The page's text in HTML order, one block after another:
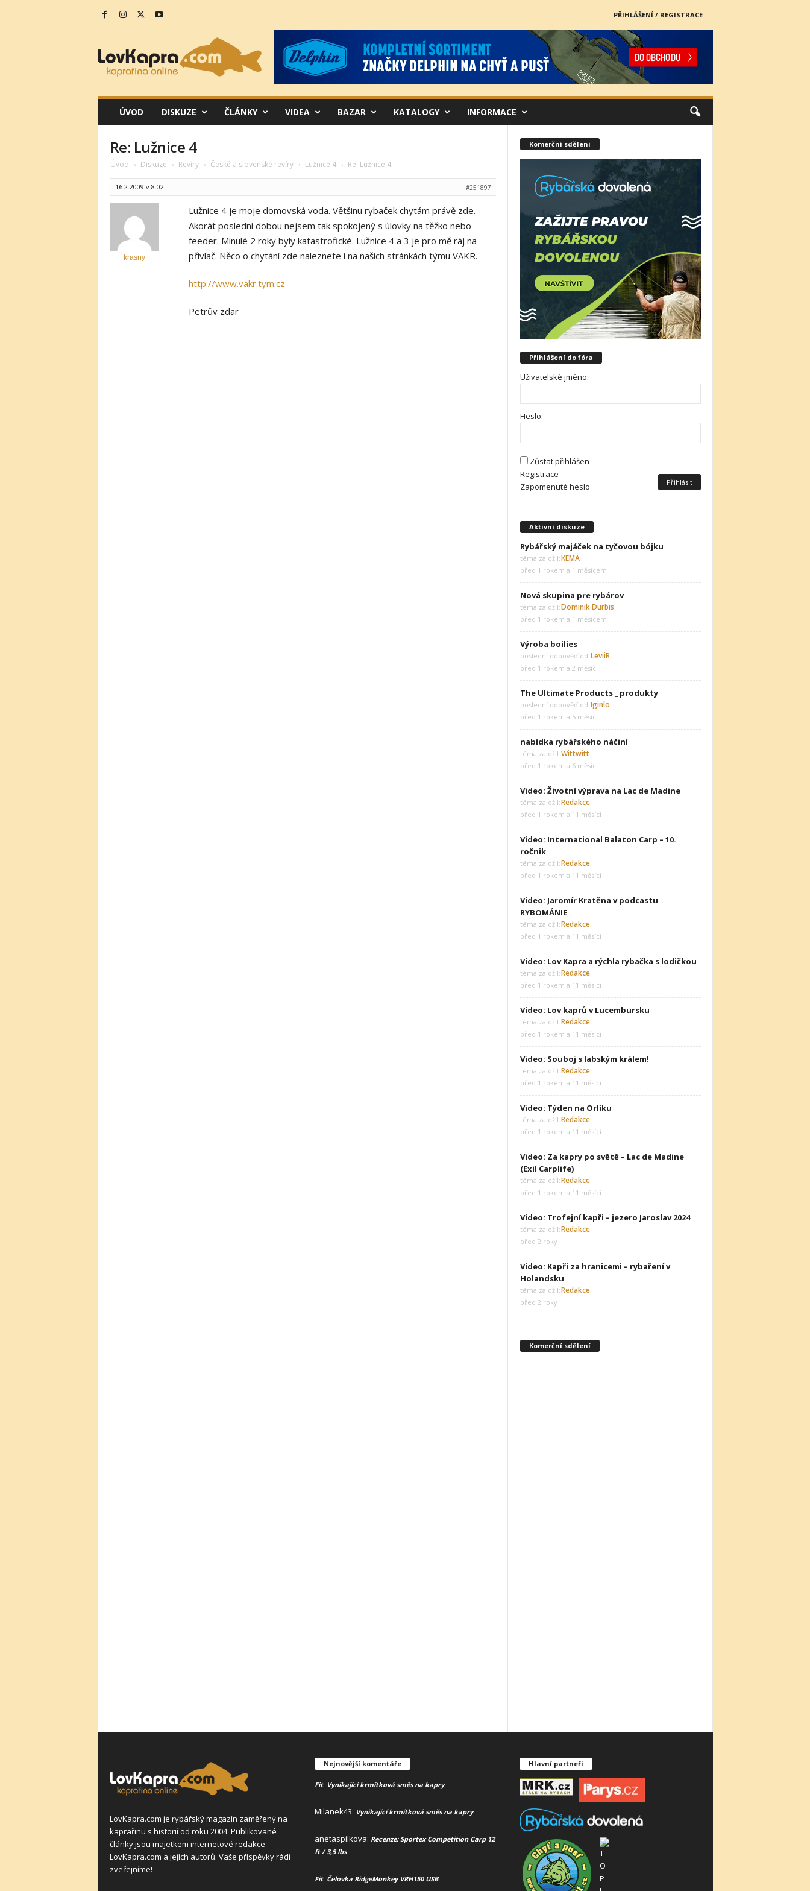
PŘIHLÁŠENÍ / REGISTRACE
v
K
ÚVOD DISKUZE ČLÁNKY VIDEA BAZAR KATALOGY INFORMACE
Re: Lužnice 4
Úvod › Diskuze › Revíry › České a slovenské revíry › Lužnice 4 › Re: Lužnice 4
16.2.2009 v 8.02 #251897
krasny
Lužnice 4 je moje domovská voda. Většinu rybaček chytám právě zde.
Akorát poslední dobou nejsem tak spokojený s úlovky na těžko nebo
feeder. Minulé 2 roky byly katastrofické. Lužnice 4 a 3 je pro mě ráj na
přívlač. Něco o chytání zde naleznete i na našich stránkách týmu VAKR.
http://www.vakr.tym.cz
Petrův zdar
Komerční sdělení
Přihlášení do fóra
Uživatelské jméno:
Heslo:
Zůstat přihlášen
Přihlásit
Registrace
Zapomenuté heslo
Aktivní diskuze
Rybářský majáček na tyčovou bójku
téma založil:KEMA
před 1 rokem a 1 měsícem
Nová skupina pre rybárov
téma založil:Dominik Durbis
před 1 rokem a 1 měsícem
Výroba boilies
poslední odpověď od:LeviiR
před 1 rokem a 2 měsíci
The Ultimate Products _ produkty
poslední odpověď od:Iginlo
před 1 rokem a 5 měsíci
nabídka rybářského náčiní
téma založil:Wittwitt
před 1 rokem a 6 měsíci
Video: Životní výprava na Lac de Madine
téma založil:Redakce
před 1 rokem a 11 měsíci
Video: International Balaton Carp – 10.
ročnik
téma založil:Redakce
před 1 rokem a 11 měsíci
Video: Jaromír Kratěna v podcastu
RYBOMÁNIE
téma založil:Redakce
před 1 rokem a 11 měsíci
Video: Lov Kapra a rýchla rybačka s lodičkou
téma založil:Redakce
před 1 rokem a 11 měsíci
Video: Lov kaprů v Lucembursku
téma založil:Redakce
před 1 rokem a 11 měsíci
Video: Souboj s labským králem!
téma založil:Redakce
před 1 rokem a 11 měsíci
Video: Týden na Orlíku
téma založil:Redakce
před 1 rokem a 11 měsíci
Video: Za kapry po světě – Lac de Madine
(Exil Carplife)
téma založil:Redakce
před 1 rokem a 11 měsíci
Video: Trofejní kapři – jezero Jaroslav 2024
téma založil:Redakce
před 2 roky
Video: Kapři za hranicemi – rybaření v
Holandsku
téma založil:Redakce
před 2 roky
Komerční sdělení
LovKapra.com je rybářský magazín zaměřený na
kaprařinu s historií od roku 2004. Publikované
články jsou majetkem internetové redakce
LovKapra.com a jejích autorů. Vaše příspěvky rádi
zveřejníme!
Nejnovější komentáře
Fit: Vynikající krmítková směs na kapry
Milanek43: Vynikající krmítková směs na kapry
anetaspilkova: Recenze: Sportex Competition Carp 12
ft / 3,5 lbs
Fit: Čelovka RidgeMonkey VRH150 USB
Hlavní partneři